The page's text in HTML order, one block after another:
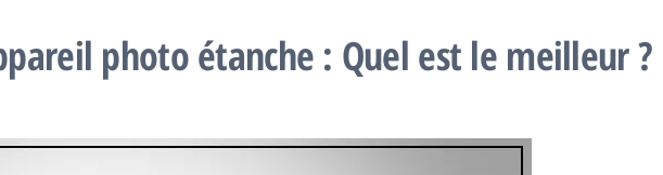
photo étanche : Quel est le meilleur ?